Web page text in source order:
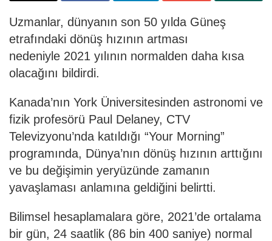
Uzmanlar, dünyanın son 50 yılda Güneş
etrafındaki dönüş hızının artması
nedeniyle 2021 yılının normalden daha kısa
olacağını bildirdi.
Kanada’nın York Üniversitesinden astronomi ve
fizik profesörü Paul Delaney, CTV
Televizyonu’nda katıldığı “Your Morning”
programında, Dünya’nın dönüş hızının arttığını
ve bu değişimin yeryüzünde zamanın
yavaşlaması anlamına geldiğini belirtti.
Bilimsel hesaplamalara göre, 2021’de ortalama
bir gün, 24 saatlik (86 bin 400 saniye) normal